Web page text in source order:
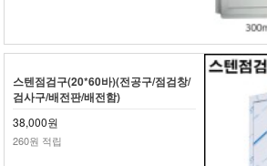
스텐점검구(20*60바)(전공구/점검창/
검사구/배전판/배전함)
38,000원
260원 적립